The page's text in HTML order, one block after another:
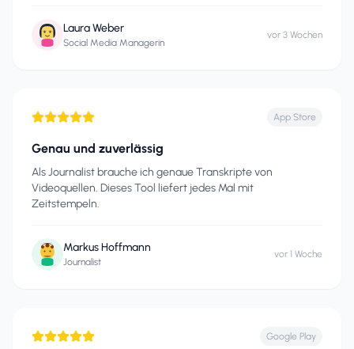
Laura Weber
Social Media Managerin
vor 3 Wochen
App Store
Genau und zuverlässig
Als Journalist brauche ich genaue Transkripte von
Videoquellen. Dieses Tool liefert jedes Mal mit
Zeitstempeln.
Markus Hoffmann
Journalist
vor 1 Woche
Google Play